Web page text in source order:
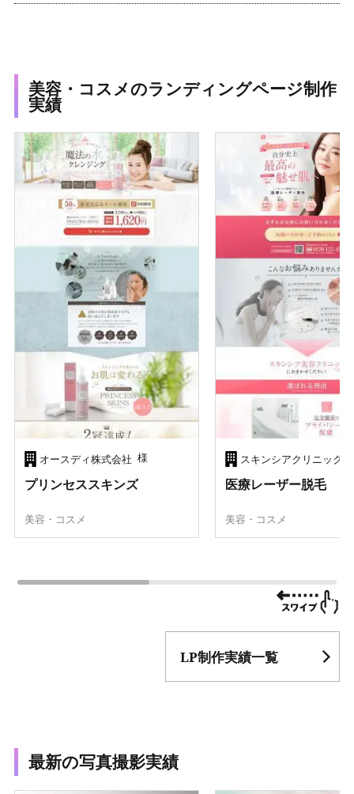
美容・コスメのランディングページ制作
実績
オースディ株式会社 様
プリンセススキンズ
美容・コスメ
スキンシアクリニック
医療レーザー脱毛
美容・コスメ
LP制作実績一覧
最新の写真撮影実績